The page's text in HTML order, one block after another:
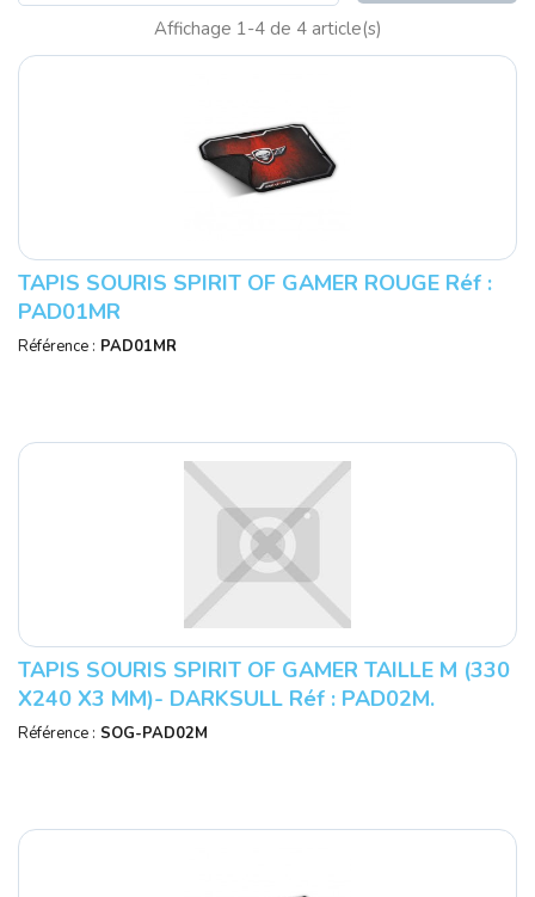
Affichage 1-4 de 4 article(s)
TAPIS SOURIS SPIRIT OF GAMER ROUGE Réf :
PAD01MR
Référence : PAD01MR
TAPIS SOURIS SPIRIT OF GAMER TAILLE M (330
X240 X3 MM)- DARKSULL Réf : PAD02M.
Référence : SOG-PAD02M